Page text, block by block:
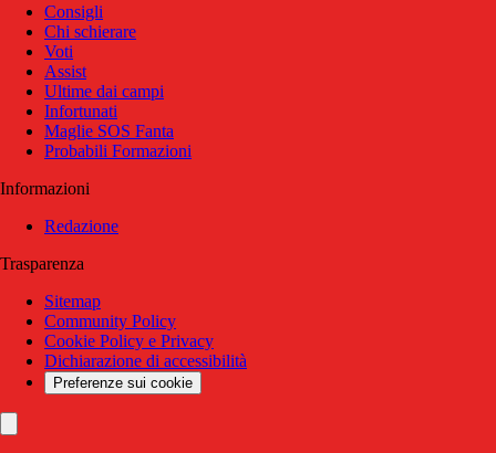
Consigli
Chi schierare
Voti
Assist
Ultime dai campi
Infortunati
Maglie SOS Fanta
Probabili Formazioni
Informazioni
Redazione
Trasparenza
Sitemap
Community Policy
Cookie Policy e Privacy
Dichiarazione di accessibilità
Preferenze sui cookie